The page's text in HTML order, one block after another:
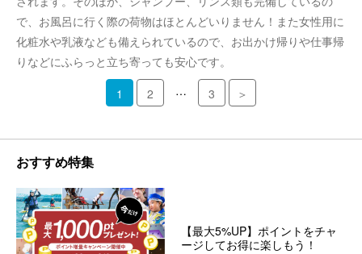
で、お風呂に行く際の荷物はほとんどいりません！また女性用に
化粧水や乳液なども備えられているので、お出かけ帰りや仕事帰
りなどにふらっと立ち寄っても安心です。
1 2 … 3 ＞
おすすめ特集
【最大5%UP】ポイントをチャ
ージしてお得に楽しもう！